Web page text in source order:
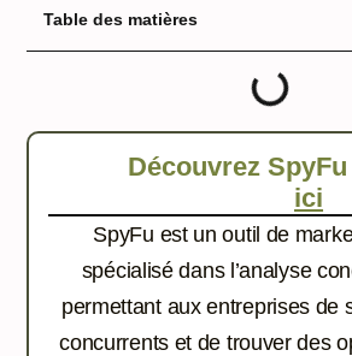
Table des matières
Découvrez SpyFu
ici
SpyFu est un outil de
spécialisé dans l’analyse
permettant aux entreprises de
concurrents et de trouver des